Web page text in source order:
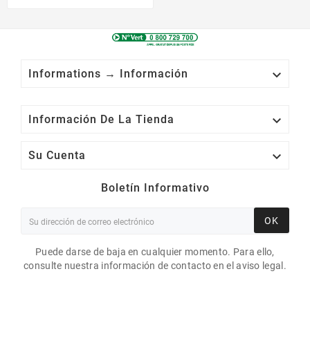
Informations → Información 
Información De La Tienda 
Su Cuenta 
Boletín Informativo
OK
Puede darse de baja en cualquier momento. Para ello,
consulte nuestra información de contacto en el aviso legal.